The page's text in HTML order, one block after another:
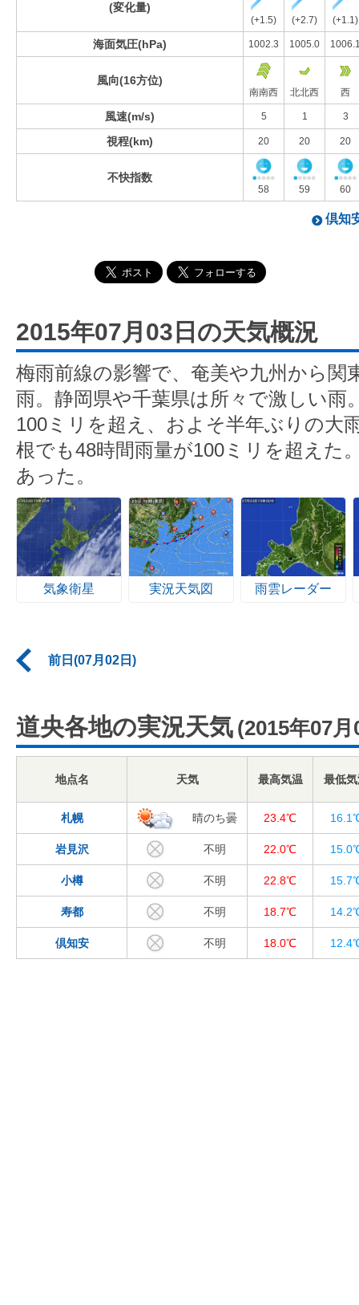
(変化量)
(+1.5) (+2.7) (+1.1)
海面気圧(hPa) 1002.3 1005.0
風向(16方位)
南南西 北北西 西
風速(m/s) 5 1 3
視程(km) 20 20 20
不快指数
58 59 60
倶知
2015年07月03日の天気概況
梅雨前線の影響で、奄美や九州から関
雨。静岡県や千葉県は所々で激しい雨
100ミリを超え、およそ半年ぶりの大
根でも48時間雨量が100ミリを超えた
あった。
気象衛星 実況天気図 雨雲レーダー
前日(07月02日)
道央各地の実況天気 (2015年07月
地点名 天気 最高気温 最低
札幌 晴のち曇 23.4℃
岩見沢 不明 22.0℃
小樽 不明 22.8℃
寿都 不明 18.7℃
倶知安 不明 18.0℃